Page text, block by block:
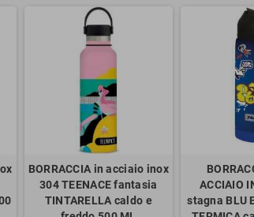
BORRACCIA in acciaio inox
304 TEENACE fantasia
TINTARELLA caldo e
ACCIAIO
stagna BLU